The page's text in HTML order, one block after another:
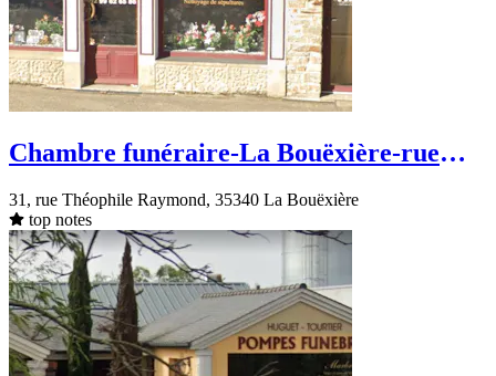
Chambre funéraire-La Bouëxière-rue
31, rue Théophile Raymond, 35340 La Bouëxière
top notes